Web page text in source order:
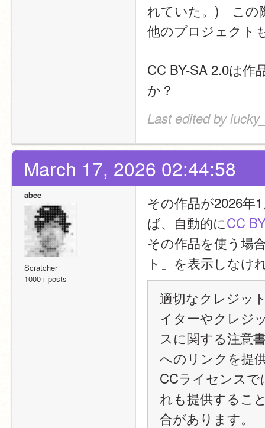
れていた。)　こ
他のプロジェクト
CC BY-SA 2.0は
か？
Last edited by
March 17, 2026 02:44:58
abee
Scratcher
1000+ posts
その作品が2026年
ば、自動的にCC
その作品を使う場
ト」を表示しなけ
適切なクレジッ
イターやクレジ
スに関する注意
へのリンクを提
CCライセンス
れも提供するこ
合があります。